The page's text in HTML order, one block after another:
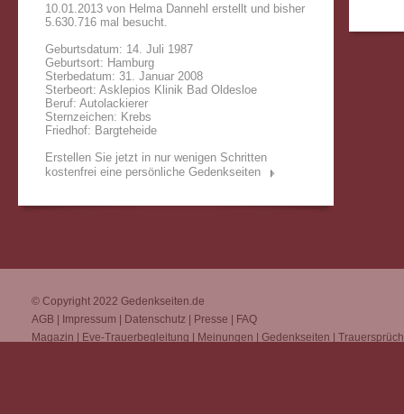
10.01.2013 von Helma Dannehl erstellt und bisher
5.630.716 mal besucht.
Geburtsdatum: 14. Juli 1987
Geburtsort: Hamburg
Sterbedatum: 31. Januar 2008
Sterbeort: Asklepios Klinik Bad Oldesloe
Beruf: Autolackierer
Sternzeichen: Krebs
Friedhof: Bargteheide
Erstellen Sie jetzt in nur wenigen Schritten
kostenfrei eine persönliche Gedenkseiten
© Copyright 2022 Gedenkseiten.de
AGB
Impressum Datenschutz Presse
FAQ
Magazin
Eve-Trauerbegleitung Meinungen Gedenkseiten